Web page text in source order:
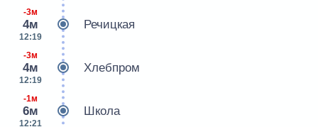
-3м
4м
12:19
Речицкая
-3м
4м
12:19
Хлебпром
-1м
6м
12:21
Школа